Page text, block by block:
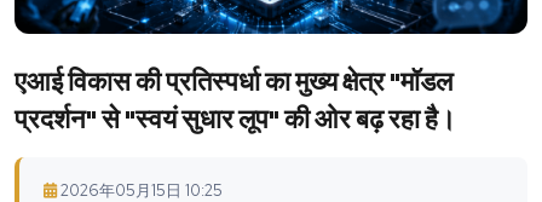
एआई विकास की प्रतिस्पर्धा का मुख्य क्षेत्र "मॉडल
प्रदर्शन" से "स्वयं सुधार लूप" की ओर बढ़ रहा है।
2026年05月15日 10:25